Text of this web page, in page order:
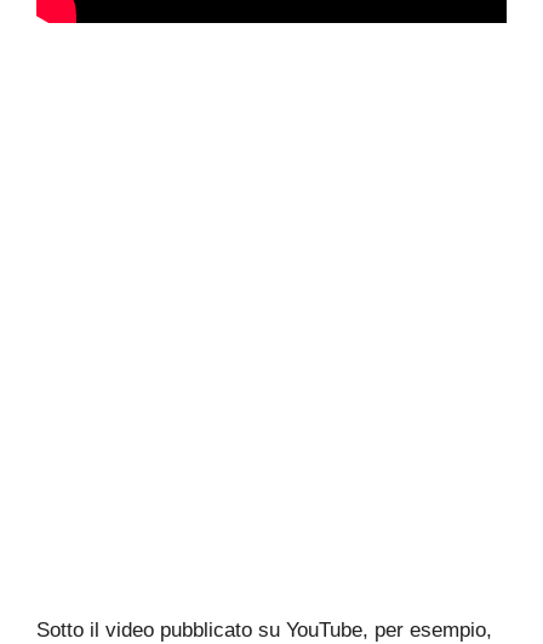
Sotto il video pubblicato su YouTube, per esempio,